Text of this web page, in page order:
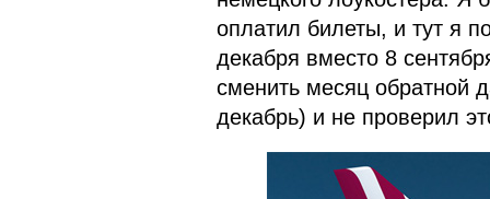
оплатил билеты, и тут я
декабря вместо 8
сменить месяц обратной
декабрь) и не проверил